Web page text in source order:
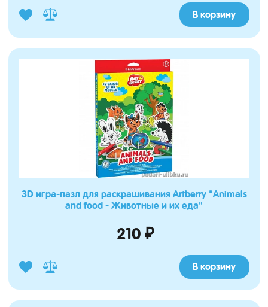
В корзину
3D игра-пазл для раскрашивания Artberry "Animals
and food - Животные и их еда"
210 ₽
В корзину